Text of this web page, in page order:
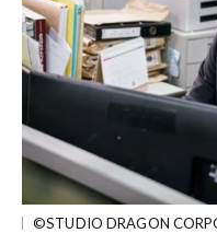
©STUDIO DRAGON